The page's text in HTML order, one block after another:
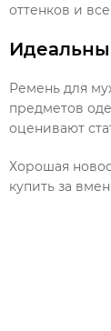
оттенков и
Ремень для
предметов
оценивают
Хорошая
купить за